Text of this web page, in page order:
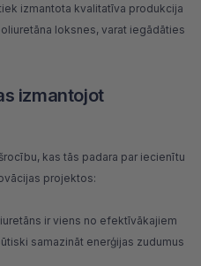
izmantota kvalitatīva produkcija
loksnes, varat iegādāties
izmantojot
kas tās padara par iecienītu
projektos:
ir viens no efektīvākajiem
samazināt enerģijas zudumus